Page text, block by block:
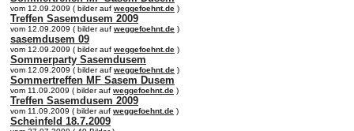
vom 12.09.2009 ( bilder auf weggefoehnt.de )
Treffen Sasemdusem 2009
vom 12.09.2009 ( bilder auf weggefoehnt.de )
sasemdusem 09
vom 12.09.2009 ( bilder auf weggefoehnt.de )
Sommerparty Sasemdusem
vom 12.09.2009 ( bilder auf weggefoehnt.de )
Sommertreffen MF Sasem Dusem
vom 11.09.2009 ( bilder auf weggefoehnt.de )
Treffen Sasemdusem 2009
vom 11.09.2009 ( bilder auf weggefoehnt.de )
Scheinfeld 18.7.2009